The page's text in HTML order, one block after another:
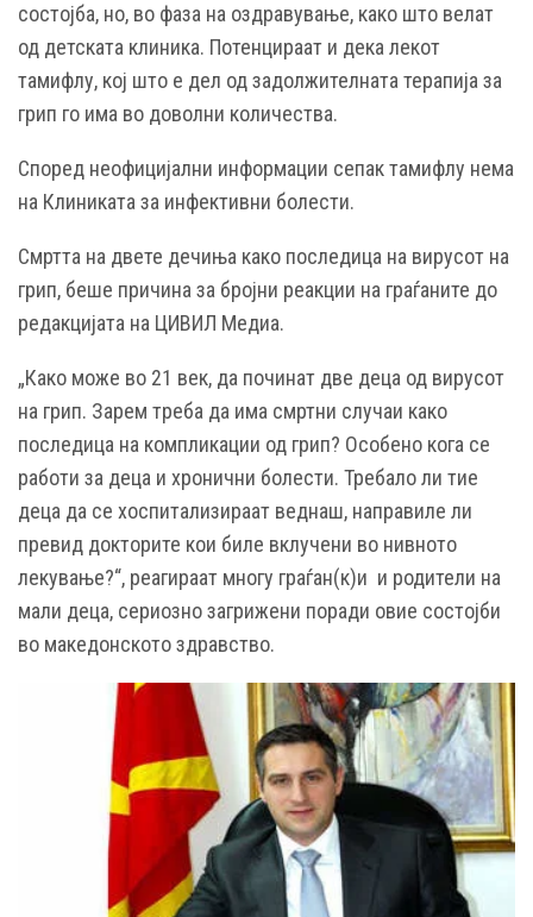
состојба, но, во фаза на оздравување, како што велат
од детската клиника. Потенцираат и дека лекот
тамифлу, кој што е дел од задолжителната терапија за
грип го има во доволни количества.
Според неофицијални информации сепак тамифлу нема
на Клиниката за инфективни болести.
Смртта на двете дечиња како последица на вирусот на
грип, беше причина за бројни реакции на граѓаните до
редакцијата на ЦИВИЛ Медиа.
„Како може во 21 век, да починат две деца од вирусот
на грип. Зарем треба да има смртни случаи како
последица на компликации од грип? Особено кога се
работи за деца и хронични болести. Требало ли тие
деца да се хоспитализираат веднаш, направиле ли
превид докторите кои биле вклучени во нивното
лекување?“, реагираат многу граѓан(к)и и родители на
мали деца, сериозно загрижени поради овие состојби
во македонското здравство.